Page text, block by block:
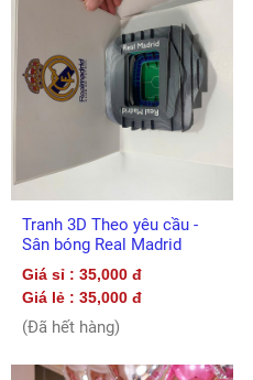
Tranh 3D Theo yêu cầu -
Sân bóng Real Madrid
Giá sỉ : 35,000 đ
Giá lẻ : 35,000 đ
(Đã hết hàng)